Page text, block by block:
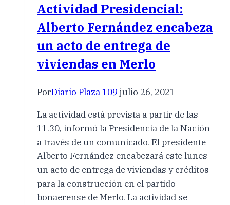
Actividad Presidencial:
Alberto Fernández encabeza
un acto de entrega de
viviendas en Merlo
PorDiario Plaza 109 julio 26, 2021
La actividad está prevista a partir de las
11.30, informó la Presidencia de la Nación
a través de un comunicado. El presidente
Alberto Fernández encabezará este lunes
un acto de entrega de viviendas y créditos
para la construcción en el partido
bonaerense de Merlo. La actividad se